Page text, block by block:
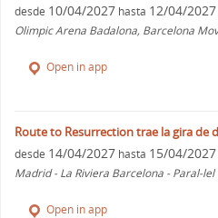
desde 10/04/2027 hasta 12/04/2027
Olimpic Arena Badalona, Barcelona
Open in app
Route to Resurrection trae la gira de
desde 14/04/2027 hasta 15/04/2027
Madrid - La Riviera Barcelona - Paral-lel
Open in app